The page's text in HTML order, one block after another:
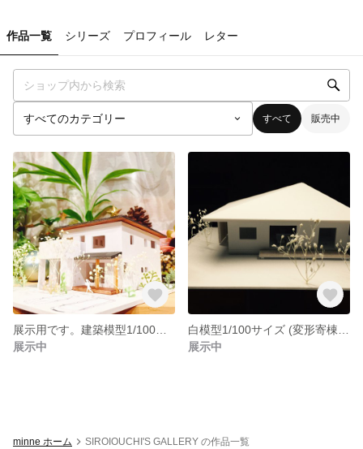
作品一覧 シリーズ プロフィール レター
すべて 販売中
展示中
展示中
minne ホーム SIROIOUCHI'S GALLERY の作品一覧